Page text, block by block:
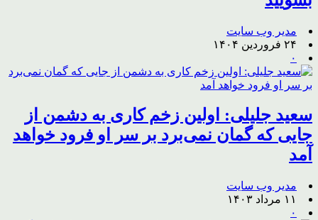
مدیر وب سایت
۲۴ فروردین ۱۴۰۴
۰
سعید جلیلی: اولین زخم کاری به دشمن از
جایی که گمان نمی‌برد بر سر او فرود خواهد
آمد
مدیر وب سایت
۱۱ مرداد ۱۴۰۳
۰